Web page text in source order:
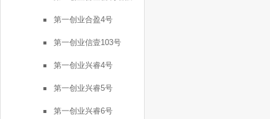
FOF2号
第一创业合盈4号
第一创业信壹103号
第一创业兴睿4号
第一创业兴睿5号
第一创业兴睿6号